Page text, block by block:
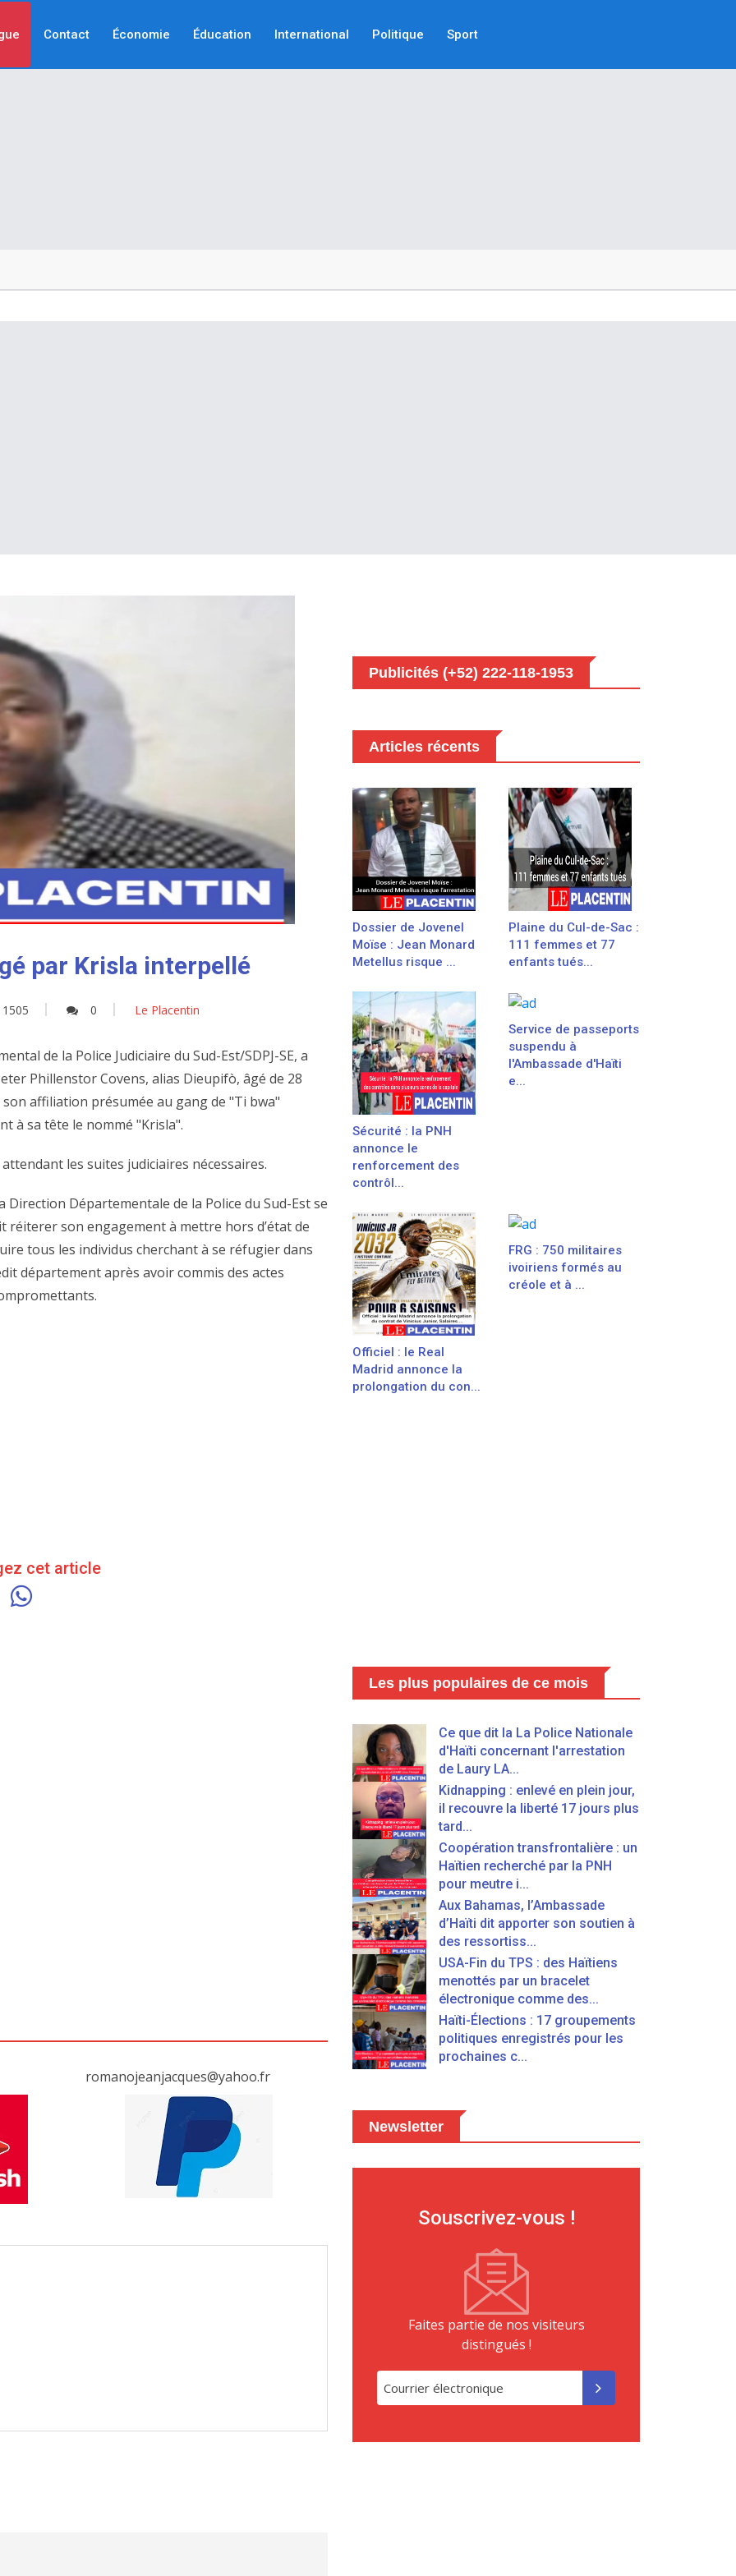
Contact Économie Éducation International Politique Sport
par Krisla interpellé
1505 0 Le Placentin
de la Police Judiciaire du Sud-Est/SDPJ-SE, a
Phillenstor Covens, alias Dieupifò, âgé de 28
affiliation présumée au gang de "Ti bwa"
à sa tête le nommé "Krisla".
les suites judiciaires nécessaires.
Direction Départementale de la Police du Sud-Est se
réiterer son engagement à mettre hors d’état de
tous les individus cherchant à se réfugier dans
département après avoir commis des actes
cet article
romanojeanjacques@yahoo.fr
Publicités (+52) 222-118-1953
Articles récents
Dossier de Jovenel
Moïse : Jean Monard
Metellus risque ...
Plaine du Cul-de-Sac :
111 femmes et 77
enfants tués...
Sécurité : la PNH
annonce le
renforcement des
contrôl...
Service de passeports
suspendu à
l'Ambassade d'Haïti
e...
Officiel : le Real
Madrid annonce la
prolongation du con...
FRG : 750 militaires
ivoiriens formés au
créole et à ...
Les plus populaires de ce mois
Ce que dit la La Police Nationale
d'Haïti concernant l'arrestation
de Laury LA...
Kidnapping : enlevé en plein jour,
il recouvre la liberté 17 jours plus
tard...
Coopération transfrontalière : un
Haïtien recherché par la PNH
pour meutre i...
Aux Bahamas, l’Ambassade
d’Haïti dit apporter son soutien à
des ressortiss...
USA-Fin du TPS : des Haïtiens
menottés par un bracelet
électronique comme des...
Haïti-Élections : 17 groupements
politiques enregistrés pour les
prochaines c...
Newsletter
Souscrivez-vous !
Faites partie de nos visiteurs
distingués !